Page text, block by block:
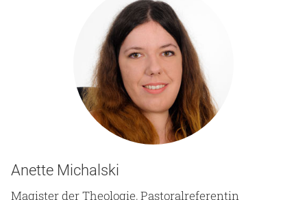
Anette Michalski
Magister der Theologie, Pastoralreferentin